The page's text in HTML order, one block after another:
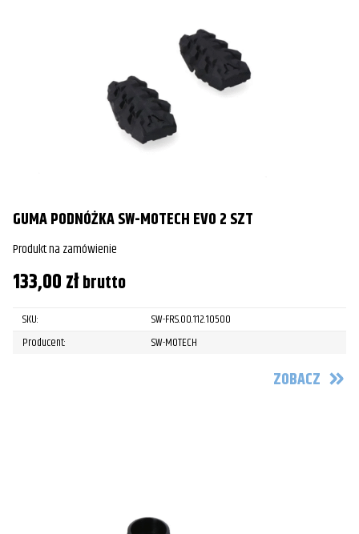
GUMA PODNÓŻKA SW-MOTECH EVO 2 SZT
Produkt na zamówienie
133,00złbrutto
SKU:
SW-FRS.00.112.10500
Producent:
SW-MOTECH
ZOBACZ